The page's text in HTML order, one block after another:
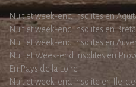
Nuit et week-end insolites en
Nuit et week-end insolites en
Nuit et week-end insolites en
Nuit et Week-end insolites en
En Pays de la Loire
Nuit et week-end insolite en Ile-